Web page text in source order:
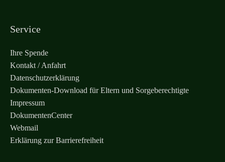
Service
Ihre Spende
Kontakt / Anfahrt
Datenschutzerklärung
Dokumenten-Download für Eltern und Sorgeberechtigte
Impressum
DokumentenCenter
Webmail
Erklärung zur Barrierefreiheit